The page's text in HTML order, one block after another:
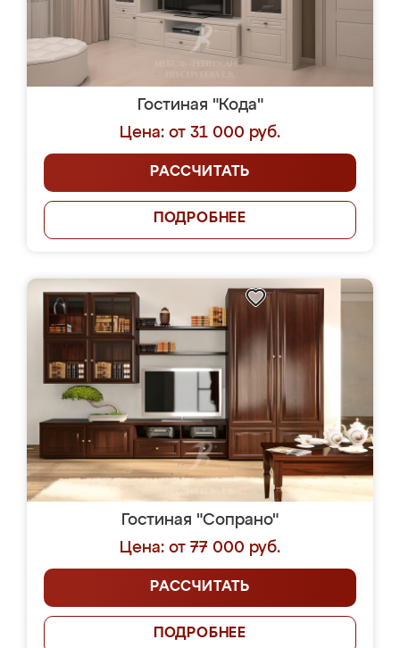
Гостиная "Кода"
Цена: от 31 000 руб.
РАССЧИТАТЬ
ПОДРОБНЕЕ
Гостиная "Сопрано"
Цена: от 77 000 руб.
РАССЧИТАТЬ
ПОДРОБНЕЕ